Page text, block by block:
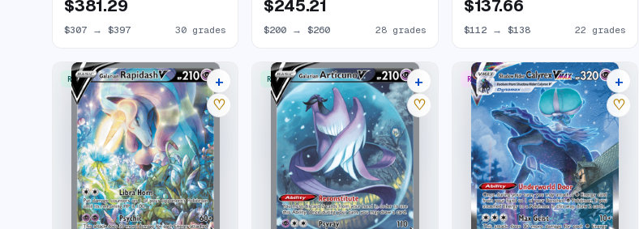
$381.29
$307 → $397 30 grades
$245.21
$200 →$260 28 grades
$137.66
$112→ $138 22 grades
RARE ULTRA 20 listings
+
♡
RARE ULTRA 27 listings
+
♡
RARE RAINBOW 25 listings
+
♡